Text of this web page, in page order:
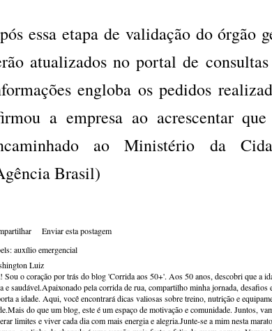
essa etapa de validação do órgão
atualizados no portal de
engloba os pedidos
a empresa ao acrescentar
ao Ministério da
Brasil)
Enviar esta postagem
auxílio emergencial
Luiz
Sou o coração por trás do blog 'Corrida aos 50+'. Aos 50 anos, descobri que a
e saudável.Apaixonado pela corrida de rua, compartilho minha jornada,
a idade. Aqui, você encontrará dicas valiosas sobre treino, nutrição e
do que um blog, este é um espaço de motivação e comunidade. Juntos,
limites e viver cada dia com mais energia e alegria.Junte-se a mim nesta